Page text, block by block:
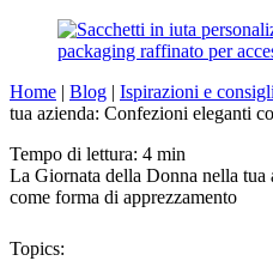
Home | Blog | Ispirazioni e consigli
tua azienda: Confezioni eleganti
Tempo di lettura: 4 min
La Giornata della Donna nella tua
come forma di apprezzamento
Topics: